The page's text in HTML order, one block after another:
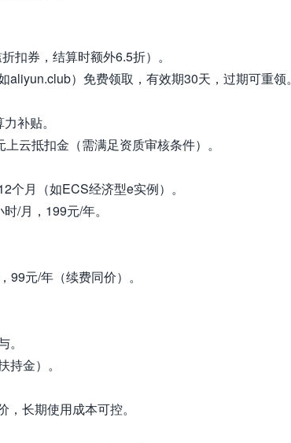
扣券，结算时额外6.5折）。
）免费领取，有效期30天，过期可重领。
补贴。
云抵扣金（需满足资质审核条件）。
个月（如ECS经济型e实例）。
/月，199元/年。
元/年（续费同价）。
金）。
长期使用成本可控。